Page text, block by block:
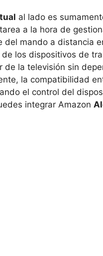
al lado es
a la hora de
mando a distancia
los dispositivos de
de la televisión sin
la compatibilidad
el control del
integrar Amazon